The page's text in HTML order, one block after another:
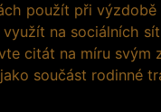
použít při výzdobě
na sociálních
citát na míru svým
součást rodinné